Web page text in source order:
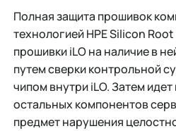
Полная защита прошивок
технологией HPE Silicon
прошивки iLO на наличие в
путем сверки контрольной
чипом внутри iLO. Затем
остальных компонентов
предмет нарушения